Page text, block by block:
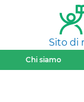
Sito di
Chi siamo